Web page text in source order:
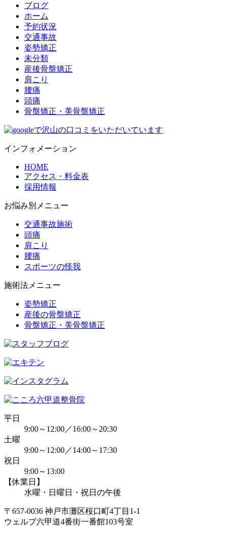
ブログ
ホーム
予約状況
交通事故
姿勢矯正
未分類
産後骨盤矯正
肩こり
腰痛
頭痛
骨盤矯正・美骨盤矯正
インフォメーション
HOME
アクセス・料金表
採用情報
お悩み別メニュー
交通事故施術
頭痛
肩こり
腰痛
スポーツの怪我
施術法メニュー
姿勢矯正
産後の骨盤矯正
骨盤矯正・美骨盤矯正
平日
9:00～12:00／16:00～20:30
土曜
9:00～12:00／14:00～17:30
祝日
9:00～13:00
【休業日】
水曜・日曜日・祝日の午後
〒657-0036 神戸市灘区桜口町4丁目1-1
ウェルブ六甲道4番街一番館103号室